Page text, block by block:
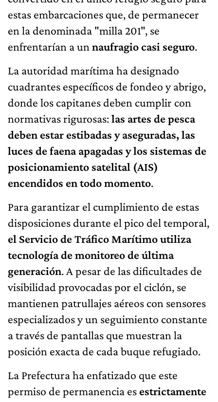
estas embarcaciones que, de permanecer
en la denominada "milla 201", se
enfrentarían a un naufragio casi seguro.
La autoridad marítima ha designado
cuadrantes específicos de fondeo y abrigo,
donde los capitanes deben cumplir con
normativas rigurosas:las artes de pesca
deben estar estibadas y aseguradas, las
luces de faena apagadas y los sistemas de
posicionamiento satelital (AIS)
encendidos en todo momento.
Para garantizar el cumplimiento de estas
disposiciones durante el pico del temporal,
el Servicio de Tráfico Marítimo utiliza
tecnología de monitoreo de última
generación. A pesar de las dificultades de
visibilidad provocadas por el ciclón, se
mantienen patrullajes aéreos con sensores
especializados y un seguimiento constante
a través de pantallas que muestran la
posición exacta de cada buque refugiado.
La Prefectura ha enfatizado que este
permiso de permanencia es estrictamente